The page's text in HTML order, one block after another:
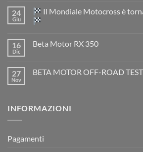
su
TM
EN
2026:
è
arrivata
24
Giu
Il Mondiale Motocross è
su
Motocross
è
16
Dic
Beta Motor RX 350
Beta
27
Nov
BETA MOTOR OFF-ROAD TEST
MOTOR
INFORMAZIONI
Pagamenti